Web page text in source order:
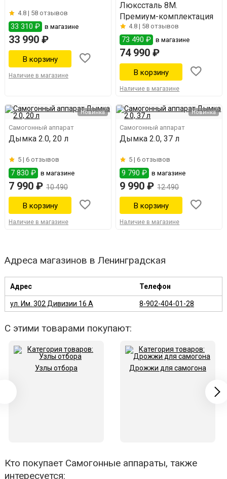
4.8 | 58 отзывов
33 310 ₽ в магазине
33 990 ₽
Наличие в магазине
Люкссталь 8M.
Премиум-комплектация
4.8 | 58 отзывов
73 490 ₽ в магазине
74 990 ₽
Наличие в магазине
Новинка
Самогонный аппарат
Дымка 2.0, 20 л
5 | 6 отзывов
7 830 ₽ в магазине
7 990 ₽ 10 490
Наличие в магазине
Новинка
Самогонный аппарат
Дымка 2.0, 37 л
5 |6 отзывов
9 790 ₽ в магазине
9 990 ₽ 12 490
Наличие в магазине
Адреса магазинов в Ленинградская
Адрес Телефон
ул. Им. 302 Дивизии 16 А 8-902-404-01-28
С этими товарами покупают:
Узлы отбора Дрожжи для самогона
Кто покупает Самогонные аппараты, также
интересуется: